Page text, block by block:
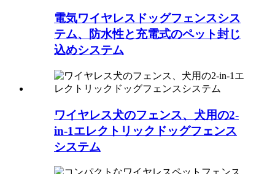
電気ワイヤレスドッグフェンスシス
テム、防水性と充電式のペット封じ
込めシステム
ワイヤレス犬のフェンス、犬用の2-
in-1エレクトリックドッグフェンス
システム